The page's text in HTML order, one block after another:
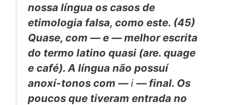
nossa língua os casos de
etimologia falsa, como este. (45)
Quase, com — e — melhor escrita
do termo latino quasi (are. quage
e café). A língua não possuí
anoxí-tonos com —i — final. Os
poucos que tiveram entrada no